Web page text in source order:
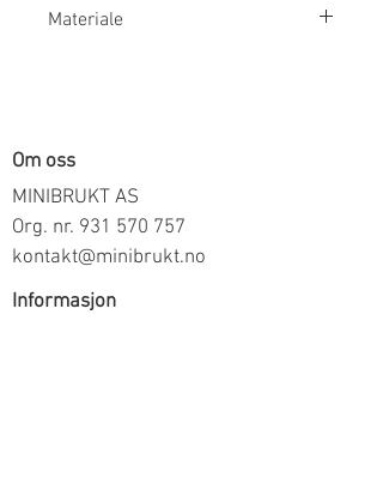
Materiale
Om oss
MINIBRUKT AS
Org. nr. 931 570 757
kontakt@minibrukt.no
Informasjon